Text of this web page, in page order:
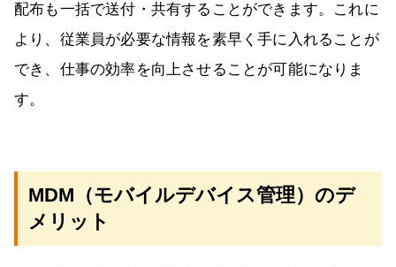
配布も一括で送付・共有することができます。これに
より、従業員が必要な情報を素早く手に入れることが
でき、仕事の効率を向上させることが可能になりま
す。
MDM（モバイルデバイス管理）のデ
メリット